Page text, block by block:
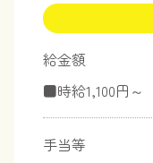
給金額
■時給1,100円～
手当等